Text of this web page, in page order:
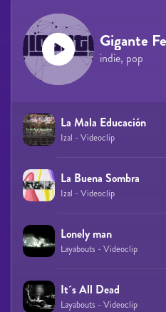
Gigante
indie, pop
La Mala Educación
Izal - Videoclip
La Buena Sombra
Izal - Videoclip
Lonely man
Layabouts - Videoclip
It´s All Dead
Layabouts - Videoclip